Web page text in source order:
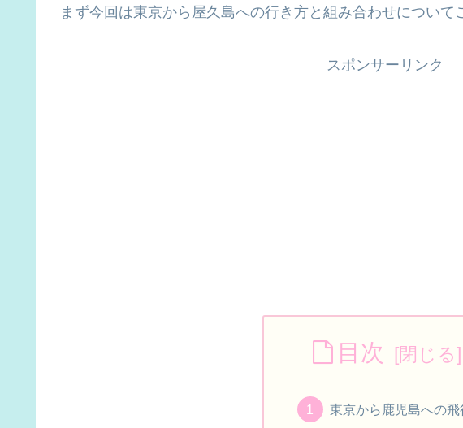
まず今回は東京から屋久島への行き方と組み合わせについて
スポンサーリンク
目次
東京から鹿児島への飛